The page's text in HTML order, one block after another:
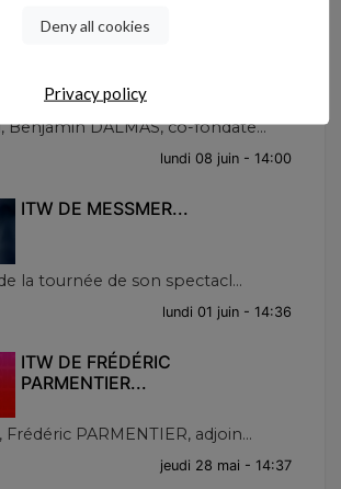
Benjamin DALMAS, co-fondate...
lundi 08 juin - 14:00
ITW DE MESSMER...
la tournée de son spectacl...
lundi 01 juin - 14:36
ITW DE FRÉDÉRIC
PARMENTIER...
Frédéric PARMENTIER, adjoin...
jeudi 28 mai - 14:37
Deny all cookies
Privacy policy